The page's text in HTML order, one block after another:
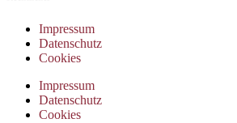
Impressum
Datenschutz
Cookies
Impressum
Datenschutz
Cookies